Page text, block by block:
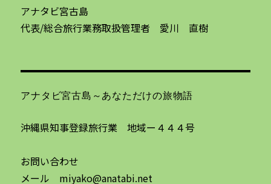
アナタビ宮古島
代表/総合旅行業務取扱管理者 愛川 直樹
アナタビ宮古島～あなただけの旅物語
沖縄県知事登録旅行業 地域ー４４４号
お問い合わせ
メール miyako@anatabi.net